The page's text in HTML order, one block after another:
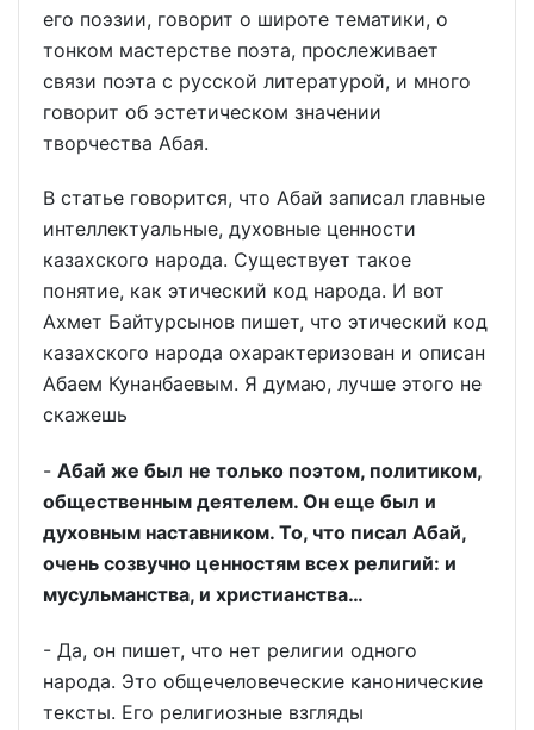
его поэзии, говорит о широте тематики, о
тонком мастерстве поэта, прослеживает
связи поэта с русской литературой, и много
говорит об эстетическом значении
творчества Абая.
В статье говорится, что Абай записал главные
интеллектуальные, духовные ценности
казахского народа. Существует такое
понятие, как этический код народа. И вот
Ахмет Байтурсынов пишет, что этический код
казахского народа охарактеризован и описан
Абаем Кунанбаевым. Я думаю, лучше этого не
скажешь
- Абай же был не только поэтом, политиком,
общественным деятелем. Он еще был и
духовным наставником. То, что писал Абай,
очень созвучно ценностям всех религий: и
мусульманства, и христианства…
- Да, он пишет, что нет религии одного
народа. Это общечеловеческие канонические
тексты. Его религиозные взгляды